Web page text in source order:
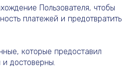
Пользователя, чтобы
платежей и предотвратить
которые предоставил
и достоверны.